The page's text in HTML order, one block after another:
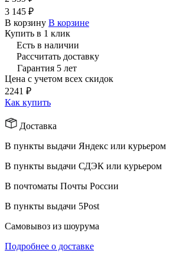
3 145 ₽
В корзину В корзине
Купить в 1 клик
Есть в наличии
Рассчитать доставку
Гарантия 5 лет
Цена с учетом всех скидок
2241 ₽
Как купить
Доставка
В пункты выдачи Яндекс или курьером
В пункты выдачи СДЭК или курьером
В почтоматы Почты России
В пункты выдачи 5Post
Самовывоз из шоурума
Подробнее о доставке